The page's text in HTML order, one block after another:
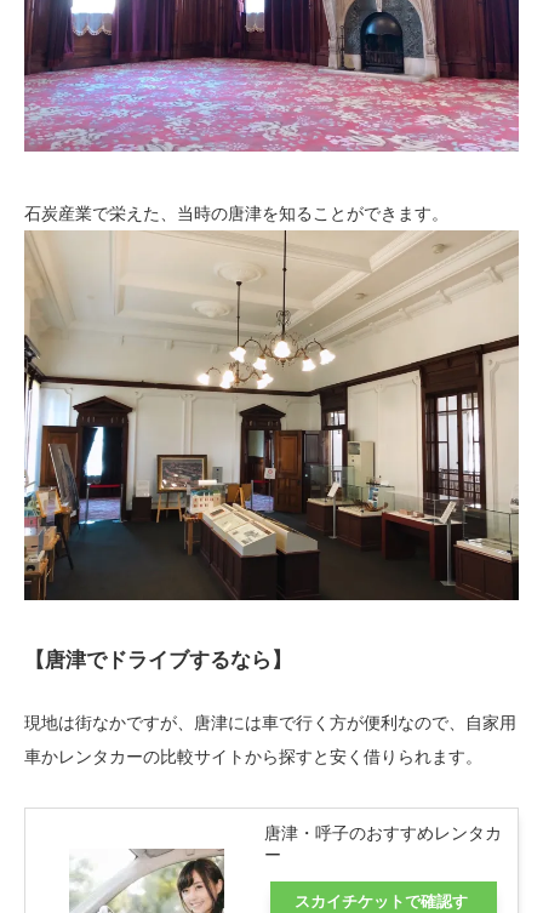
石炭産業で栄えた、当時の唐津を知ることができます。
【唐津でドライブするなら】
現地は街なかですが、唐津には車で行く方が便利なので、自家用
車かレンタカーの比較サイトから探すと安く借りられます。
唐津・呼子のおすすめレンタカ
ー
スカイチケットで確認す